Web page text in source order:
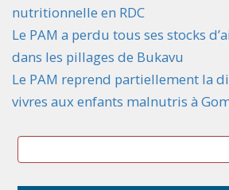
nutritionnelle en RDC
Le PAM a perdu tous ses stocks
dans les pillages de Bukavu
Le PAM reprend partiellement la
vivres aux enfants malnutris à